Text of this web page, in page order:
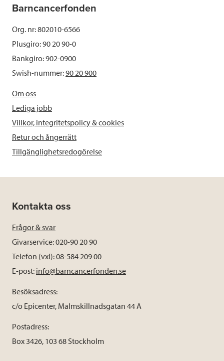
Barncancerfonden
Org. nr: 802010-6566
Plusgiro: 90 20 90-0
Bankgiro: 902-0900
Swish-nummer:90 20 900
Om oss
Lediga jobb
Villkor, integritetspolicy & cookies
Retur och ångerrätt
Tillgänglighetsredogörelse
Kontakta oss
Frågor & svar
Givarservice: 020-90 20 90
Telefon (vxl): 08-584 209 00
E-post: info@barncancerfonden.se
Besöksadress:
c/o Epicenter, Malmskillnadsgatan 44 A
Postadress:
Box 3426, 103 68 Stockholm